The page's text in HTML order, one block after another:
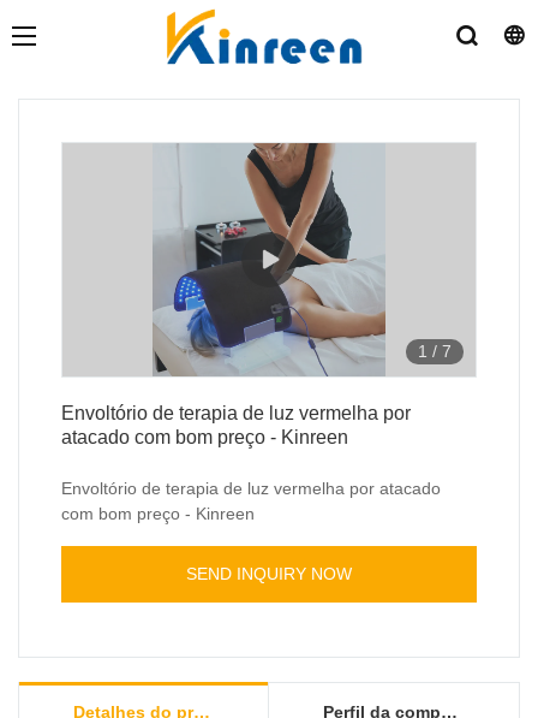
1 / 7
Envoltório de terapia de luz vermelha por
atacado com bom preço - Kinreen
Envoltório de terapia de luz vermelha por atacado
com bom preço - Kinreen
SEND INQUIRY NOW
Detalhes do produto Perfil da companhia